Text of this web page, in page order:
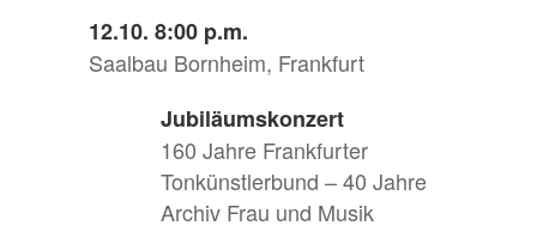
12.10. 8:00 p.m.
Saalbau Bornheim, Frankfurt
Jubiläumskonzert
160 Jahre Frankfurter
Tonkünstlerbund – 40 Jahre
Archiv Frau und Musik